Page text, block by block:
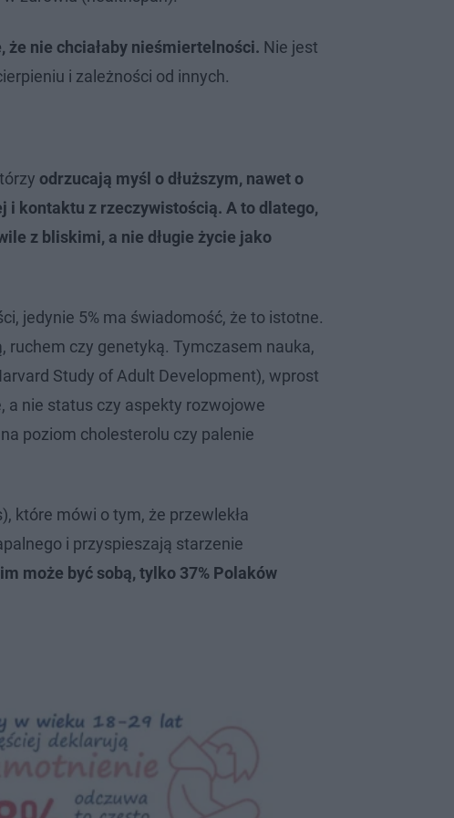
że nie chciałaby nieśmiertelności. Nie jest
i zależności od innych.
odrzucają myśl o dłuższym, nawet o
i kontaktu z rzeczywistością. A to dlatego,
z bliskimi, a nie długie życie jako
jedynie 5% ma świadomość, że to istotne.
ruchem czy genetyką. Tymczasem nauka,
Study of Adult Development), wprost
a nie status czy aspekty rozwojowe
poziom cholesterolu czy palenie
które mówi o tym, że przewlekła
i przyspieszają starzenie
może być sobą, tylko 37% Polaków